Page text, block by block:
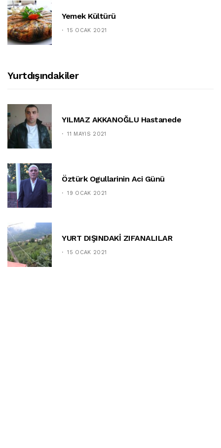
Yemek Kültürü
15 OCAK 2021
Yurtdışındakiler
YILMAZ AKKANOĞLU Hastanede
11 MAYIS 2021
Öztürk Ogullarinin Aci Günü
19 OCAK 2021
YURT DIŞINDAKİ ZIFANALILAR
15 OCAK 2021